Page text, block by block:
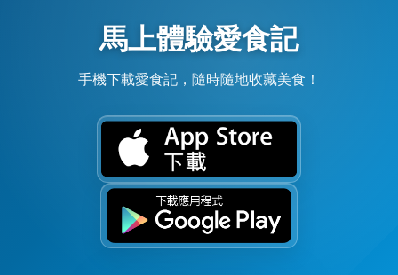
馬上體驗愛食記
手機下載愛食記，隨時隨地收藏美食！